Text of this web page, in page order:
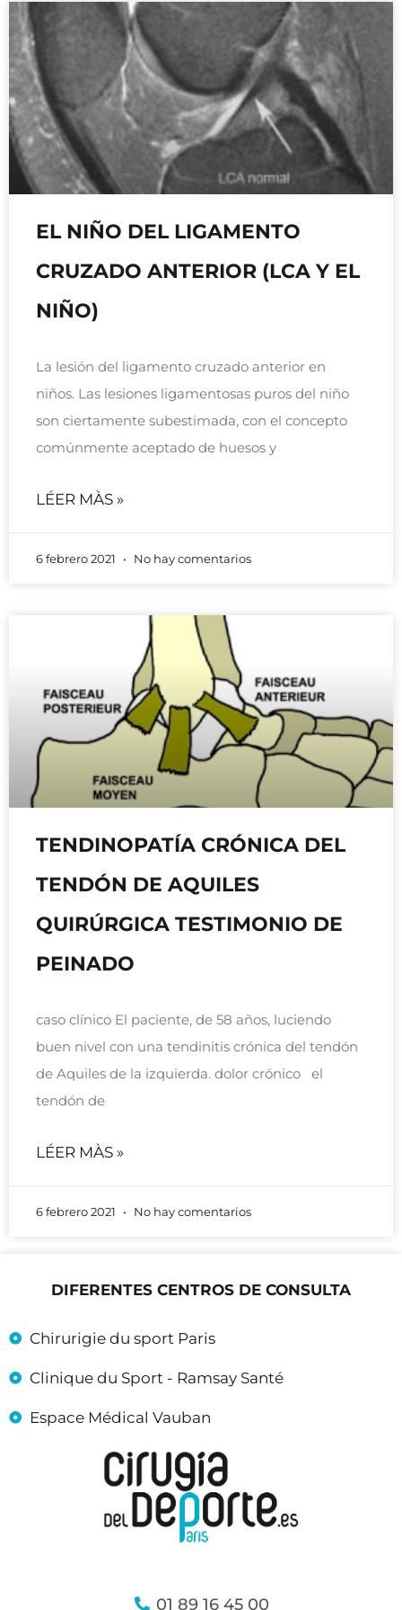
EL NIÑO DEL LIGAMENTO
CRUZADO ANTERIOR (LCA Y EL
NIÑO)
La lesión del ligamento cruzado anterior en
niños. Las lesiones ligamentosas puros del niño
son ciertamente subestimada, con el concepto
comúnmente aceptado de huesos y
LÉER MÀS »
6 febrero 2021 No hay comentarios
TENDINOPATÍA CRÓNICA DEL
TENDÓN DE AQUILES
QUIRÚRGICA TESTIMONIO DE
PEINADO
caso clínico El paciente, de 58 años, luciendo
buen nivel con una tendinitis crónica del tendón
de Aquiles de la izquierda. dolor crónico el
tendón de
LÉER MÀS »
6 febrero 2021 No hay comentarios
DIFERENTES CENTROS DE CONSULTA
Chirurigie du sport Paris
Clinique du Sport - Ramsay Santé
Espace Médical Vauban
01 89 16 45 00